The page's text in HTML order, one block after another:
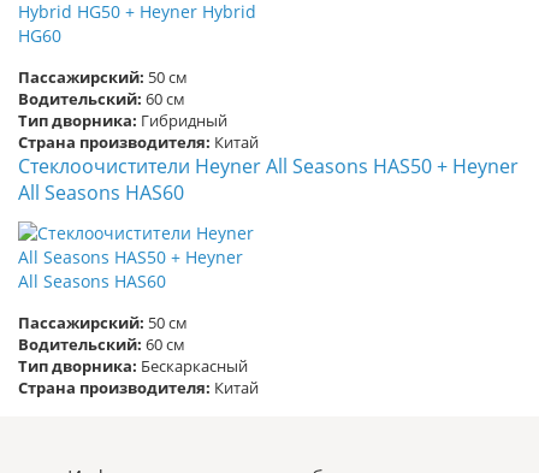
Пассажирский: 50 см
Водительский: 60 см
Тип дворника: Гибридный
Страна производителя: Китай
Стеклоочистители Heyner All Seasons HAS50 + Heyner
All Seasons HAS60
Пассажирский: 50 см
Водительский: 60 см
Тип дворника: Бескаркасный
Страна производителя: Китай